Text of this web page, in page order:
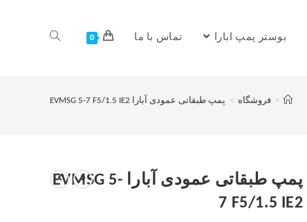
بوستر پمپ ابارا تماس با ما 0
> فروشگاه > پمپ طبقاتی عمودی آبارا EVMSG 5-7 F5/1.5 IE2
پمپ طبقاتی عمودی آبارا EVMSG 5-
7 F5/1.5 IE2